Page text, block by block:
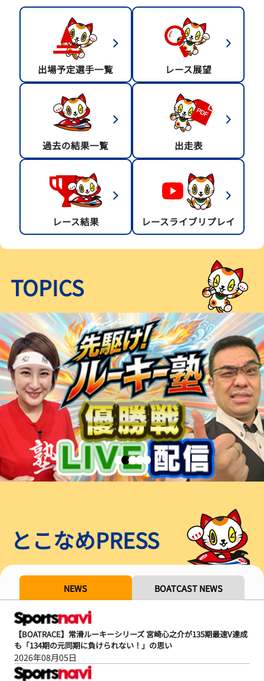
出場予定選手一覧 レース展望
過去の結果一覧 出走表
レース結果 レースライブリプレイ
TOPICS
とこなめPRESS
NEWS BOATCAST NEWS
【BOATRACE】常滑ルーキーシリーズ 宮崎心之介が135期最速V達成
も「134期の元同期に負けられない！」の思い
2026年08月05日